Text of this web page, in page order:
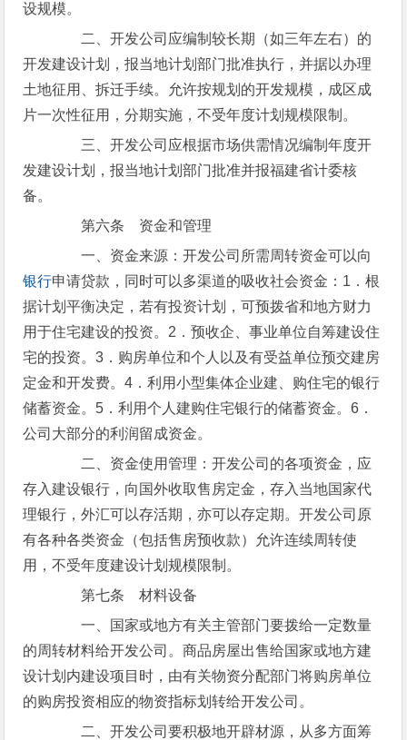
设规模。
二、开发公司应编制较长期（如三年左右）的
开发建设计划，报当地计划部门批准执行，并据以办理
土地征用、拆迁手续。允许按规划的开发规模，成区成
片一次性征用，分期实施，不受年度计划规模限制。
三、开发公司应根据市场供需情况编制年度开
发建设计划，报当地计划部门批准并报福建省计委核
备。
第六条 资金和管理
一、资金来源：开发公司所需周转资金可以向
银行申请贷款，同时可以多渠道的吸收社会资金：1．根
据计划平衡决定，若有投资计划，可预拨省和地方财力
用于住宅建设的投资。2．预收企、事业单位自筹建设住
宅的投资。3．购房单位和个人以及有受益单位预交建房
定金和开发费。4．利用小型集体企业建、购住宅的银行
储蓄资金。5．利用个人建购住宅银行的储蓄资金。6．
公司大部分的利润留成资金。
二、资金使用管理：开发公司的各项资金，应
存入建设银行，向国外收取售房定金，存入当地国家代
理银行，外汇可以存活期，亦可以存定期。开发公司原
有各种各类资金（包括售房预收款）允许连续周转使
用，不受年度建设计划规模限制。
第七条 材料设备
一、国家或地方有关主管部门要拨给一定数量
的周转材料给开发公司。商品房屋出售给国家或地方建
设计划内建设项目时，由有关物资分配部门将购房单位
的购房投资相应的物资指标划转给开发公司。
二、开发公司要积极地开辟材源，从多方面筹